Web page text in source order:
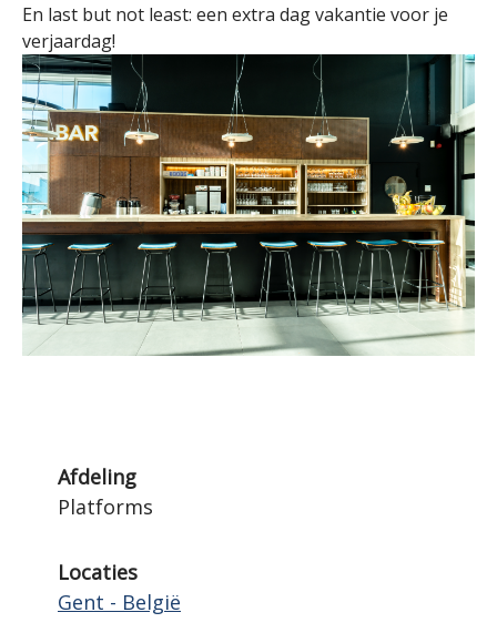
En last but not least: een extra dag vakantie voor je
verjaardag!
Afdeling
Platforms
Locaties
Gent - België